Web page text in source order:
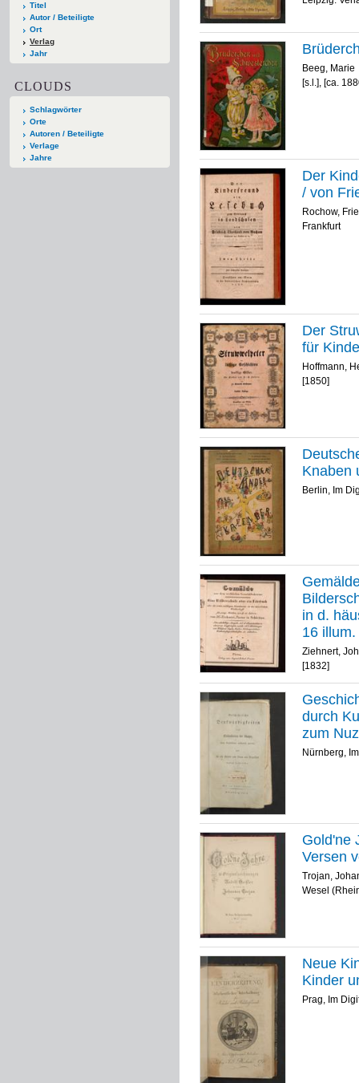
Titel
Autor / Beteiligte
Ort
Verlag
Jahr
CLOUDS
Schlagwörter
Orte
Autoren / Beteiligte
Verlage
Jahre
Beeg, Marie
[s.l.], [ca.
Der
/ von
Rochow,
Frankfurt
Der
für
Hoffmann,
[1850]
Knaben
Berlin, Im
in d.
16
...
Ziehnert,
[1832]
durch
zum
Nürnberg,
Gold'ne
Versen
Trojan,
Wesel
Neue
Kinder
Prag, Im